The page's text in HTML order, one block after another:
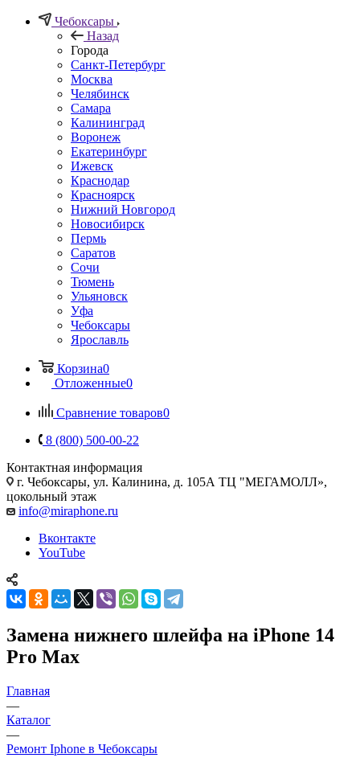
Чебоксары
Назад
Города
Санкт-Петербург
Москва
Челябинск
Самара
Калининград
Воронеж
Екатеринбург
Ижевск
Краснодар
Красноярск
Нижний Новгород
Новосибирск
Пермь
Саратов
Сочи
Тюмень
Ульяновск
Уфа
Чебоксары
Ярославль
Корзина0
Отложенные0
Сравнение товаров0
8 (800) 500-00-22
Контактная информация
г. Чебоксары, ул. Калинина, д. 105А ТЦ "МЕГАМОЛЛ»,
цокольный этаж
info@miraphone.ru
Вконтакте
YouTube
Замена нижнего шлейфа на iPhone 14
Pro Max
Главная
—
Каталог
—
Ремонт Iphone в Чебоксары